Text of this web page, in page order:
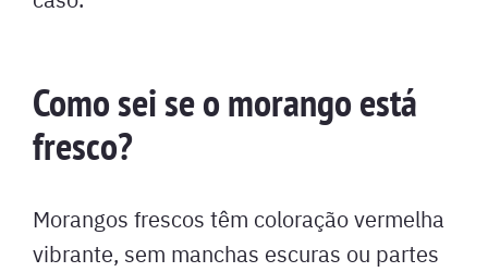
Como sei se o morango está
fresco?
Morangos frescos têm coloração vermelha
vibrante, sem manchas escuras ou partes